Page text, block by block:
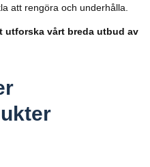
att rengöra och underhålla.
utforska vårt breda utbud av